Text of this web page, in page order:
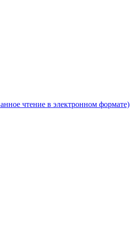
чтение в электронном формате)